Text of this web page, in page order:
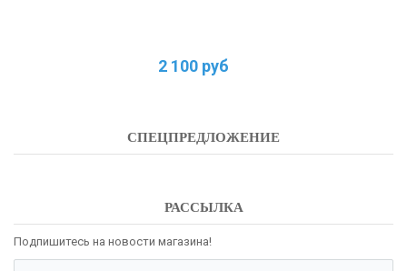
2 100 руб
СПЕЦПРЕДЛОЖЕНИЕ
РАССЫЛКА
Подпишитесь на новости магазина!